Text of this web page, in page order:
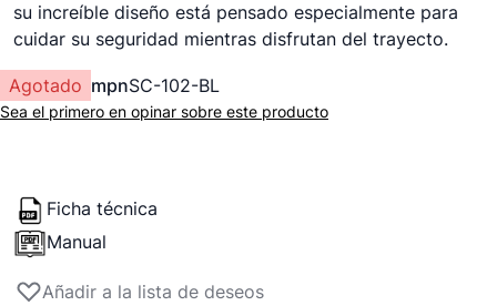
su increíble diseño está pensado especialmente para
cuidar su seguridad mientras disfrutan del trayecto.
Agotado mpnSC-102-BL
Sea el primero en opinar sobre este producto
Ficha técnica
Manual
Añadir a la lista de deseos